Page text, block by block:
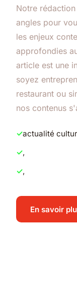
Notre
angles pour
les enjeux
approfondies
article est une
soyez
restaurant ou
nos contenus
actualité
,
,
En savoir